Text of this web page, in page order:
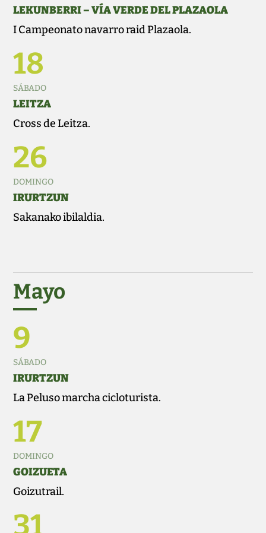
LEKUNBERRI – VÍA VERDE DEL PLAZAOLA
I Campeonato navarro raid Plazaola.
18
SÁBADO
LEITZA
Cross de Leitza.
26
DOMINGO
IRURTZUN
Sakanako ibilaldia.
Mayo
9
SÁBADO
IRURTZUN
La Peluso marcha cicloturista.
17
DOMINGO
GOIZUETA
Goizutrail.
31